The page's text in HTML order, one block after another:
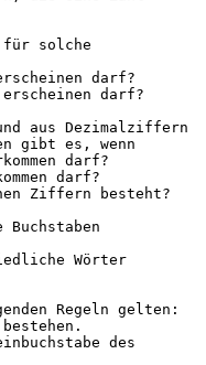
solche
darf?
darf?
aus Dezimalziffern
gibt es, wenn
darf?
darf?
Ziffern besteht?
Wörter
Regeln gelten:
des